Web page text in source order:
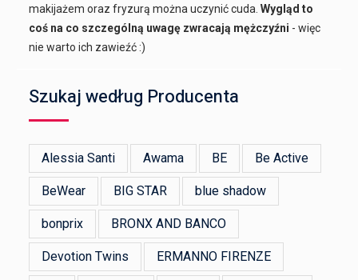
makijażem oraz fryzurą można uczynić cuda.Wygląd to
coś na co szczególną uwagę zwracają mężczyźni - więc
nie warto ich zawieźć :)
Szukaj według Producenta
Alessia Santi Awama BE Be Active
BeWear BIG STAR blue shadow
bonprix BRONX AND BANCO
Devotion Twins ERMANNO FIRENZE